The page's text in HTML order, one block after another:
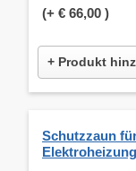
(+ € 66,00 )
+ Produkt
Schutzzaun